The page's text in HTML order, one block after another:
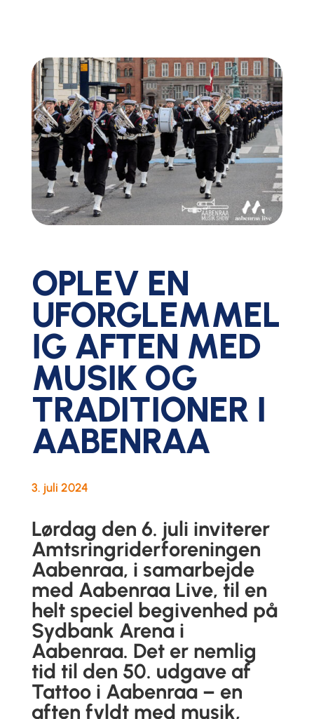
OPLEV EN
UFORGLEMMEL
IG AFTEN MED
MUSIK OG
TRADITIONER I
AABENRAA
3. juli 2024
Lørdag den 6. juli inviterer
Amtsringriderforeningen
Aabenraa, i samarbejde
med Aabenraa Live, til en
helt speciel begivenhed på
Sydbank Arena i
Aabenraa. Det er nemlig
tid til den 50. udgave af
Tattoo i Aabenraa – en
aften fyldt med musik,